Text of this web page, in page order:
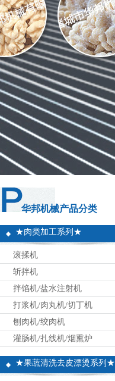
华邦机械产品分类
★肉类加工系列★
滚揉机
斩拌机
拌馅机/盐水注射机
打浆机/肉丸机/切丁机
刨肉机/绞肉机
灌肠机/扎线机/烟熏炉
★果蔬清洗去皮漂烫系列★